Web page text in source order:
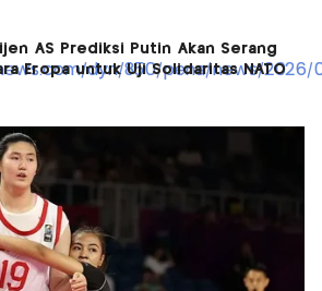
AS Prediksi Putin Akan Serang
Eropa untuk Uji Solidaritas NATO